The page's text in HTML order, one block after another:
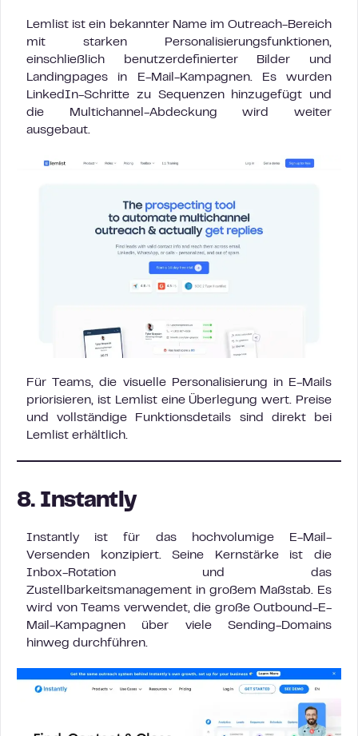
Lemlist ist ein bekannter Name im Outreach-Bereich
mit starken Personalisierungsfunktionen,
einschließlich benutzerdefinierter Bilder und
Landingpages in E-Mail-Kampagnen. Es wurden
LinkedIn-Schritte zu Sequenzen hinzugefügt und
die Multichannel-Abdeckung wird weiter
ausgebaut.
Für Teams, die visuelle Personalisierung in E-Mails
priorisieren, ist Lemlist eine Überlegung wert. Preise
und vollständige Funktionsdetails sind direkt bei
Lemlist erhältlich.
8. Instantly
Instantly ist für das hochvolumige E-Mail-
Versenden konzipiert. Seine Kernstärke ist die
Inbox-Rotation und das
Zustellbarkeitsmanagement in großem Maßstab. Es
wird von Teams verwendet, die große Outbound-E-
Mail-Kampagnen über viele Sending-Domains
hinweg durchführen.